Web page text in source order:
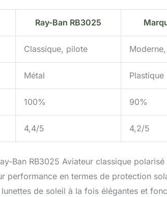
Ray-Ban RB3025
Classique, pilote
Métal Plastique
100% 90%
4,4/5 4,2/5
Ban RB3025 Aviateur classique
performance en termes de protection
de soleil à la fois élégantes et